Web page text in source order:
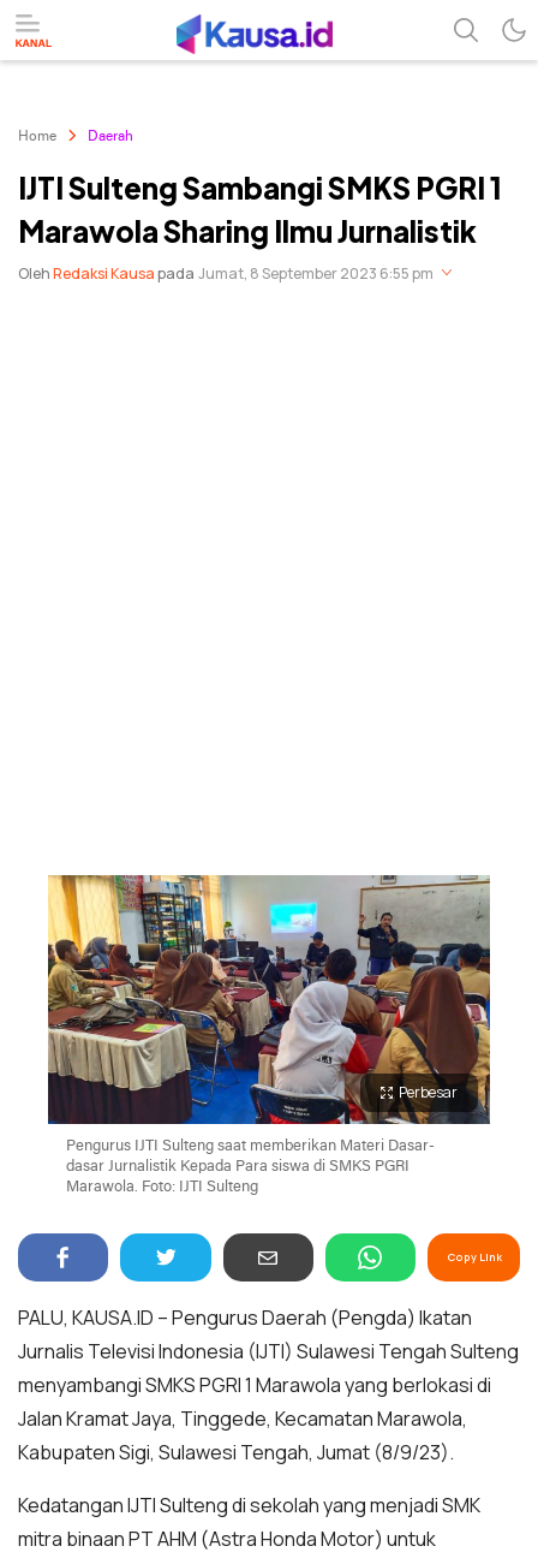
Home Daerah
IJTI Sulteng Sambangi SMKS PGRI 1
Marawola Sharing Ilmu Jurnalistik
OlehRedaksi Kausapada Jumat, 8 September 2023 6:55 pm
Perbesar
Pengurus IJTI Sulteng saat memberikan Materi Dasar-
dasar Jurnalistik Kepada Para siswa di SMKS PGRI
Marawola. Foto: IJTI Sulteng
Copy Link
PALU, KAUSA.ID – Pengurus Daerah (Pengda) Ikatan
Jurnalis Televisi Indonesia (IJTI) Sulawesi Tengah Sulteng
menyambangi SMKS PGRI 1 Marawola yang berlokasi di
Jalan Kramat Jaya, Tinggede, Kecamatan Marawola,
Kabupaten Sigi, Sulawesi Tengah, Jumat (8/9/23).
Kedatangan IJTI Sulteng di sekolah yang menjadi SMK
mitra binaan PT AHM (Astra Honda Motor) untuk